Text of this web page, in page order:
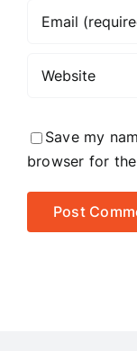
Save my
browser for